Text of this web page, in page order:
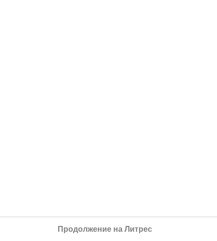
Продолжение на Литрес